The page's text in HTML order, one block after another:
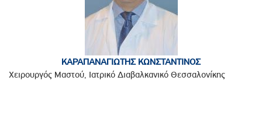
ΚΑΡΑΠΑΝΑΓΙΩΤΗΣ ΚΩΝΣΤΑΝΤΙΝΟΣ
Χειρουργός Μαστού, Ιατρικό Διαβαλκανικό Θεσσαλονίκης